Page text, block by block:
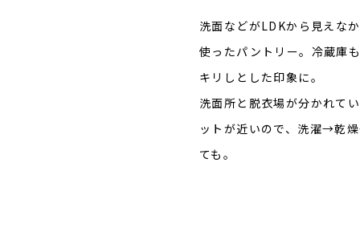
洗面などがLDKから見えな
使ったパントリー。冷蔵庫
キリしとした印象に。
洗面所と脱衣場が分かれて
ットが近いので、洗濯→乾
ても。